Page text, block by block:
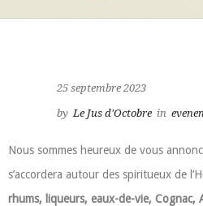
25 septembre 2023
by Le Jus d'Octobre in
Nous sommes heureux de vous
s’accordera autour des spiritueux de
rhums, liqueurs, eaux-de-vie, Cognac,